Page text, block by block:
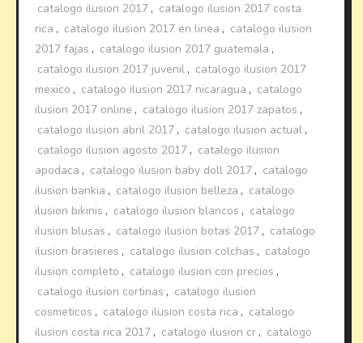
catalogo ilusion 2017 , catalogo ilusion 2017 costa
rica , catalogo ilusion 2017 en linea , catalogo ilusion
2017 fajas , catalogo ilusion 2017 guatemala ,
catalogo ilusion 2017 juvenil , catalogo ilusion 2017
mexico , catalogo ilusion 2017 nicaragua , catalogo
ilusion 2017 online , catalogo ilusion 2017 zapatos ,
catalogo ilusion abril 2017 , catalogo ilusion actual ,
catalogo ilusion agosto 2017 , catalogo ilusion
apodaca , catalogo ilusion baby doll 2017 , catalogo
ilusion bankia , catalogo ilusion belleza , catalogo
ilusion bikinis , catalogo ilusion blancos , catalogo
ilusion blusas , catalogo ilusion botas 2017 , catalogo
ilusion brasieres , catalogo ilusion colchas , catalogo
ilusion completo , catalogo ilusion con precios ,
catalogo ilusion cortinas , catalogo ilusion
cosmeticos , catalogo ilusion costa rica , catalogo
ilusion costa rica 2017 , catalogo ilusion cr , catalogo